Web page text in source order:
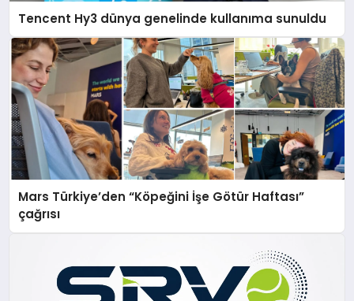
Tencent Hy3 dünya genelinde kullanıma sunuldu
Mars Türkiye’den “Köpeğini İşe Götür Haftası”
çağrısı